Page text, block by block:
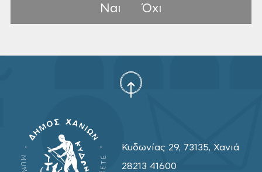
Ναι
Όχι
Κυδωνίας 29, 73135, Χανιά
28213 41600